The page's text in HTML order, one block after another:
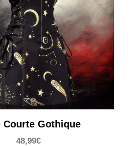
Courte Gothique
48,99€